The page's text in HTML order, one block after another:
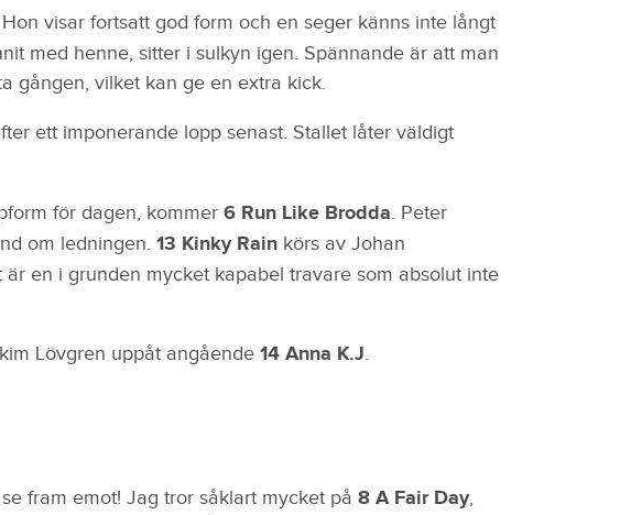
Hon visar fortsatt god form och en seger känns inte långt
med henne, sitter i sulkyn igen. Spännande är att man
gången, vilket kan ge en extra kick.
ett imponerande lopp senast. Stallet låter väldigt
för dagen, kommer 6 Run Like Brodda. Peter
om ledningen. 13 Kinky Rainkörs av Johan
en i grunden mycket kapabel travare som absolut inte
Lövgren uppåt angående 14 Anna K.J.
fram emot! Jag tror såklart mycket på 8 A Fair Day,